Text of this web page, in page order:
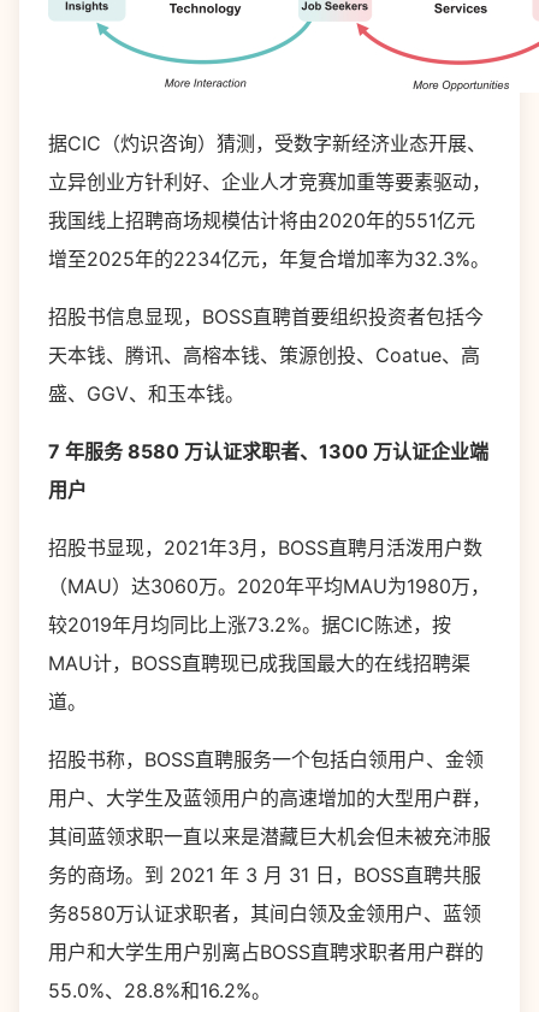
据CIC（灼识咨询）猜测，受数字新经济业态开展、
立异创业方针利好、企业人才竞赛加重等要素驱动，
我国线上招聘商场规模估计将由2020年的551亿元
增至2025年的2234亿元，年复合增加率为32.3%。
招股书信息显现，BOSS直聘首要组织投资者包括今
天本钱、腾讯、高榕本钱、策源创投、Coatue、高
盛、GGV、和玉本钱。
7 年服务 8580 万认证求职者、1300 万认证企业端
用户
招股书显现，2021年3月，BOSS直聘月活泼用户数
（MAU）达3060万。2020年平均MAU为1980万，
较2019年月均同比上涨73.2%。据CIC陈述，按
MAU计，BOSS直聘现已成我国最大的在线招聘渠
道。
招股书称，BOSS直聘服务一个包括白领用户、金领
用户、大学生及蓝领用户的高速增加的大型用户群，
其间蓝领求职一直以来是潜藏巨大机会但未被充沛服
务的商场。到 2021 年 3 月 31 日，BOSS直聘共服
务8580万认证求职者，其间白领及金领用户、蓝领
用户和大学生用户别离占BOSS直聘求职者用户群的
55.0%、28.8%和16.2%。